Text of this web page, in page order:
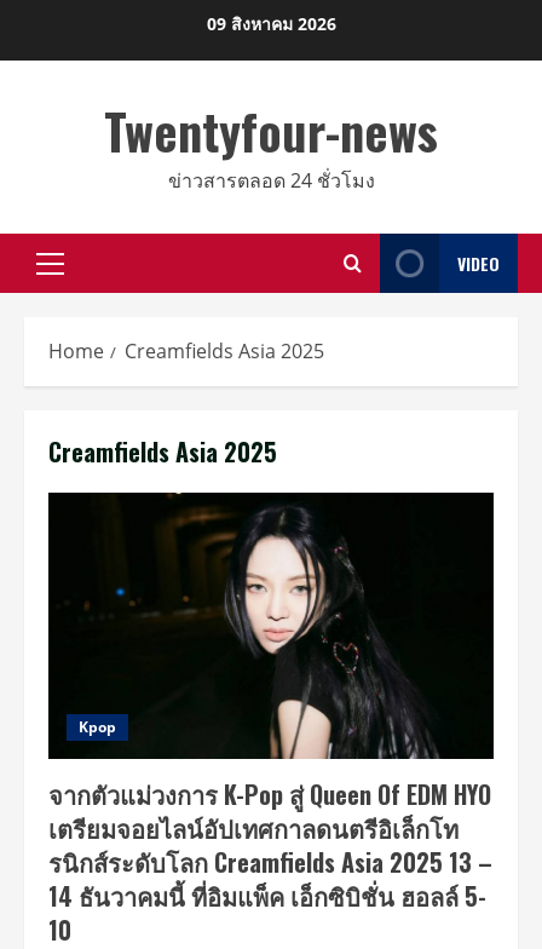
09 สิงหาคม 2026
Twentyfour-news
ข่าวสารตลอด 24 ชั่วโมง
Primary
VIDEO
Home Creamfields Asia 2025
Creamfields Asia 2025
Kpop
จากตัวแม่วงการ K-Pop สู่ Queen Of EDM HYO
เตรียมจอยไลน์อัปเทศกาลดนตรีอิเล็กโท
รนิกส์ระดับโลก Creamfields Asia 2025 13 –
14 ธันวาคมนี้ ที่อิมแพ็ค เอ็กซิบิชั่น ฮอลล์ 5-
10